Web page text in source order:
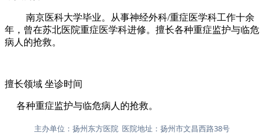
南京医科大学毕业。从事神经外科/重症医学科工作十余
年，曾在苏北医院重症医学科进修。擅长各种重症监护与临危
病人的抢救。
擅长领域 坐诊时间
各种重症监护与临危病人的抢救。
主办单位：扬州东方医院 医院地址：扬州市文昌西路38号